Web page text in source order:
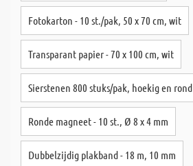
Fotokarton - 10 st./pak, 50 x 70 cm, wit
Transparant papier - 70 x 100 cm, wit
Sierstenen 800 stuks/pak, hoekig en rond
Ronde magneet - 10 st., Ø 8 x 4 mm
Dubbelzijdig plakband - 18 m, 10 mm